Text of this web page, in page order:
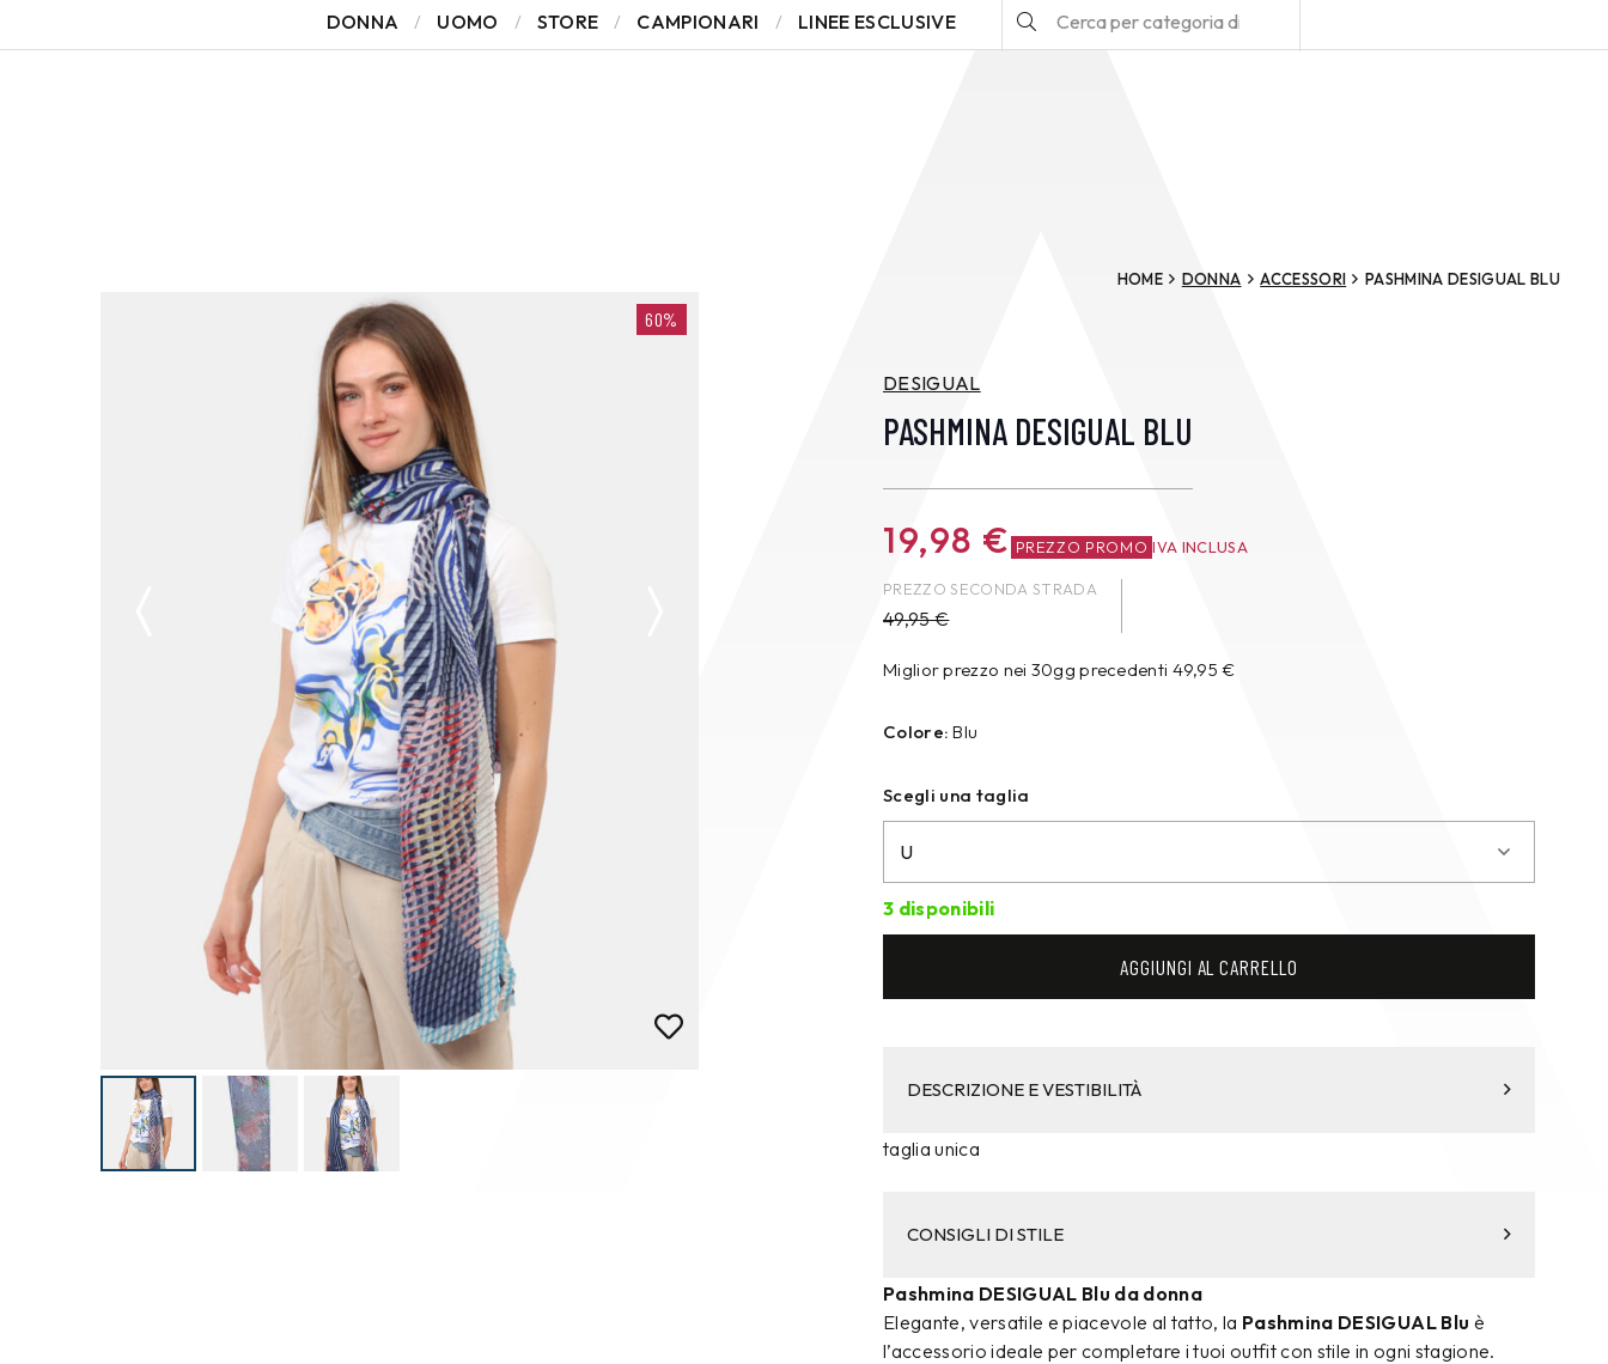
DONNA UOMO STORE CAMPIONARI LINEE ESCLUSIVE
HOME DONNA ACCESSORI PASHMINA DESIGUAL BLU
60%
DESIGUAL
PASHMINA DESIGUAL BLU
19,98 € PREZZO PROMO IVA INCLUSA
PREZZO SECONDA STRADA
49,95€
Miglior prezzo nei 30gg precedenti 49,95€
Colore: Blu
Scegli una taglia
3 disponibili
AGGIUNGI AL CARRELLO
DESCRIZIONE E VESTIBILITÀ
taglia unica
CONSIGLI DI STILE
Pashmina DESIGUAL Blu da donna
Elegante, versatile e piacevole al tatto, la Pashmina DESIGUAL Blu è
l’accessorio ideale per completare i tuoi outfit con stile in ogni stagione.